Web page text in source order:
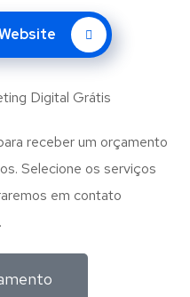
Digital Grátis
receber um orçamento
Selecione os serviços
em contato